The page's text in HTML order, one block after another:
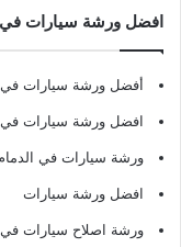
افضل ورشة سيارات في
أفضل ورشة سيارات في
افضل ورشة سيارات في
ورشة سيارات في
افضل ورشة سيارات
ورشة اصلاح سيارات في